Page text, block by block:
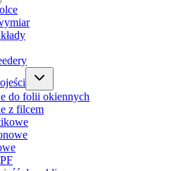
do folii okiennych
z filcem